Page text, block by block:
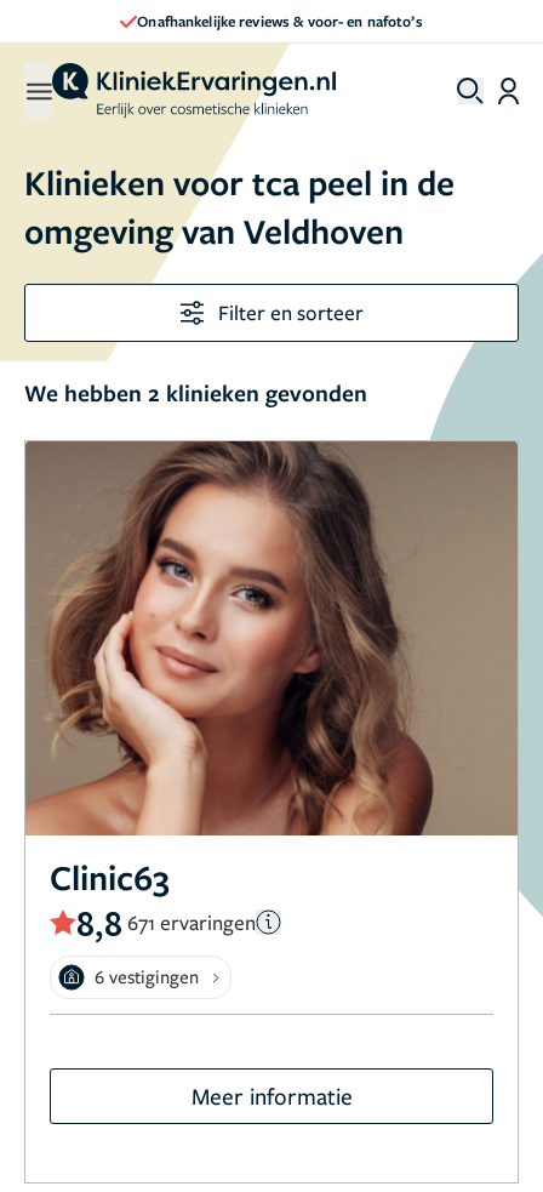
Onafhankelijke reviews & voor- en nafoto’s
Klinieken voor tca peel in de
omgeving van Veldhoven
Filter en sorteer
We hebben 2 klinieken gevonden
Clinic63
8,8 671 ervaringen
6 vestigingen
Meer informatie